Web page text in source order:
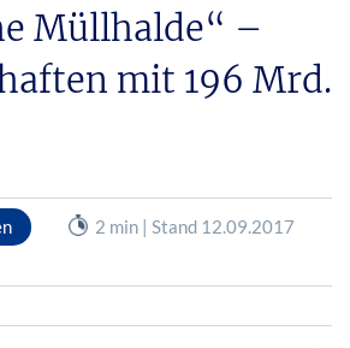
Müllhalde“ –
mit 196 Mrd.
2 min | Stand 12.09.2017